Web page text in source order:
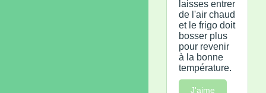
laisses entrer
de l'air chaud
et le frigo doit
bosser plus
pour revenir
à la bonne
température.
J'aime